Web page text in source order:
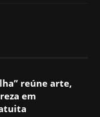
reúne arte,
em